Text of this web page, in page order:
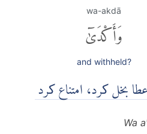
wa-akdā
وَأَكْدَىٰٓ
and withheld?
بخل کرد، امتناع کرد
Wa